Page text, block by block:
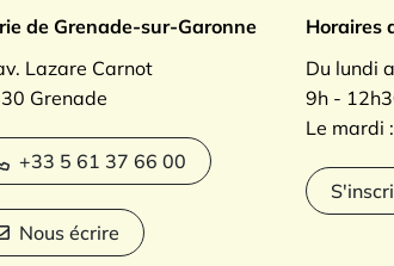
sur Garonne
de Grenade-sur-Garonne
Lazare Carnot
Grenade
+33 5 61 37 66 00
Nous écrire
Horaires
Du lundi
9h -
Le mardi